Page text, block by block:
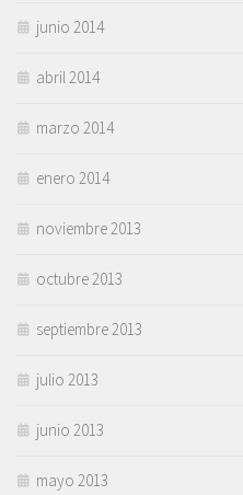
junio 2014
abril 2014
marzo 2014
enero 2014
noviembre 2013
octubre 2013
septiembre 2013
julio 2013
junio 2013
mayo 2013